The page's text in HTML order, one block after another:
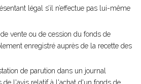
légal s’il n’effectue pas lui-même
de vente ou de cession du fonds de
enregistré auprès de la recette des
de parution dans un journal